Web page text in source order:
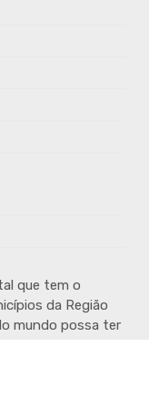
que tem o
da Região
mundo possa ter